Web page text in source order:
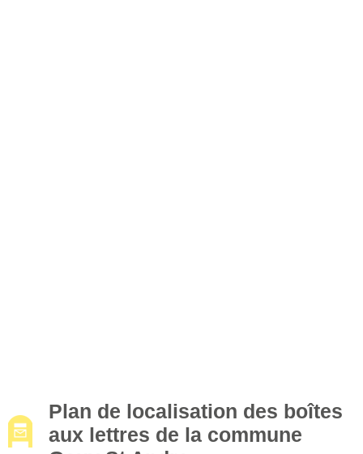
Plan de localisation des boîtes
aux lettres de la commune